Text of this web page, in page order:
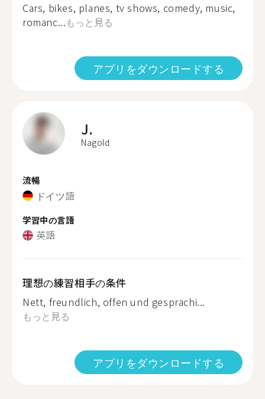
Cars, bikes, planes, tv shows, comedy, music,
romanc...もっと見る
アプリをダウンロードする
J.
Nagold
流暢
ドイツ語
学習中の言語
英語
理想の練習相手の条件
Nett, freundlich, offen und gesprächi...
もっと見る
アプリをダウンロードする